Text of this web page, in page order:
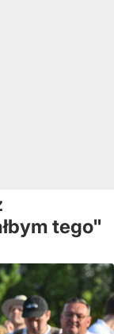
tego"